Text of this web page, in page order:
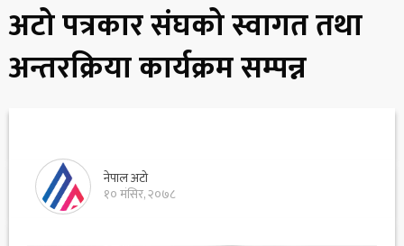
अटो पत्रकार संघको स्वागत तथा
अन्तरक्रिया कार्यक्रम सम्पन्न
नेपाल अटो
१० मंसिर, २०७८